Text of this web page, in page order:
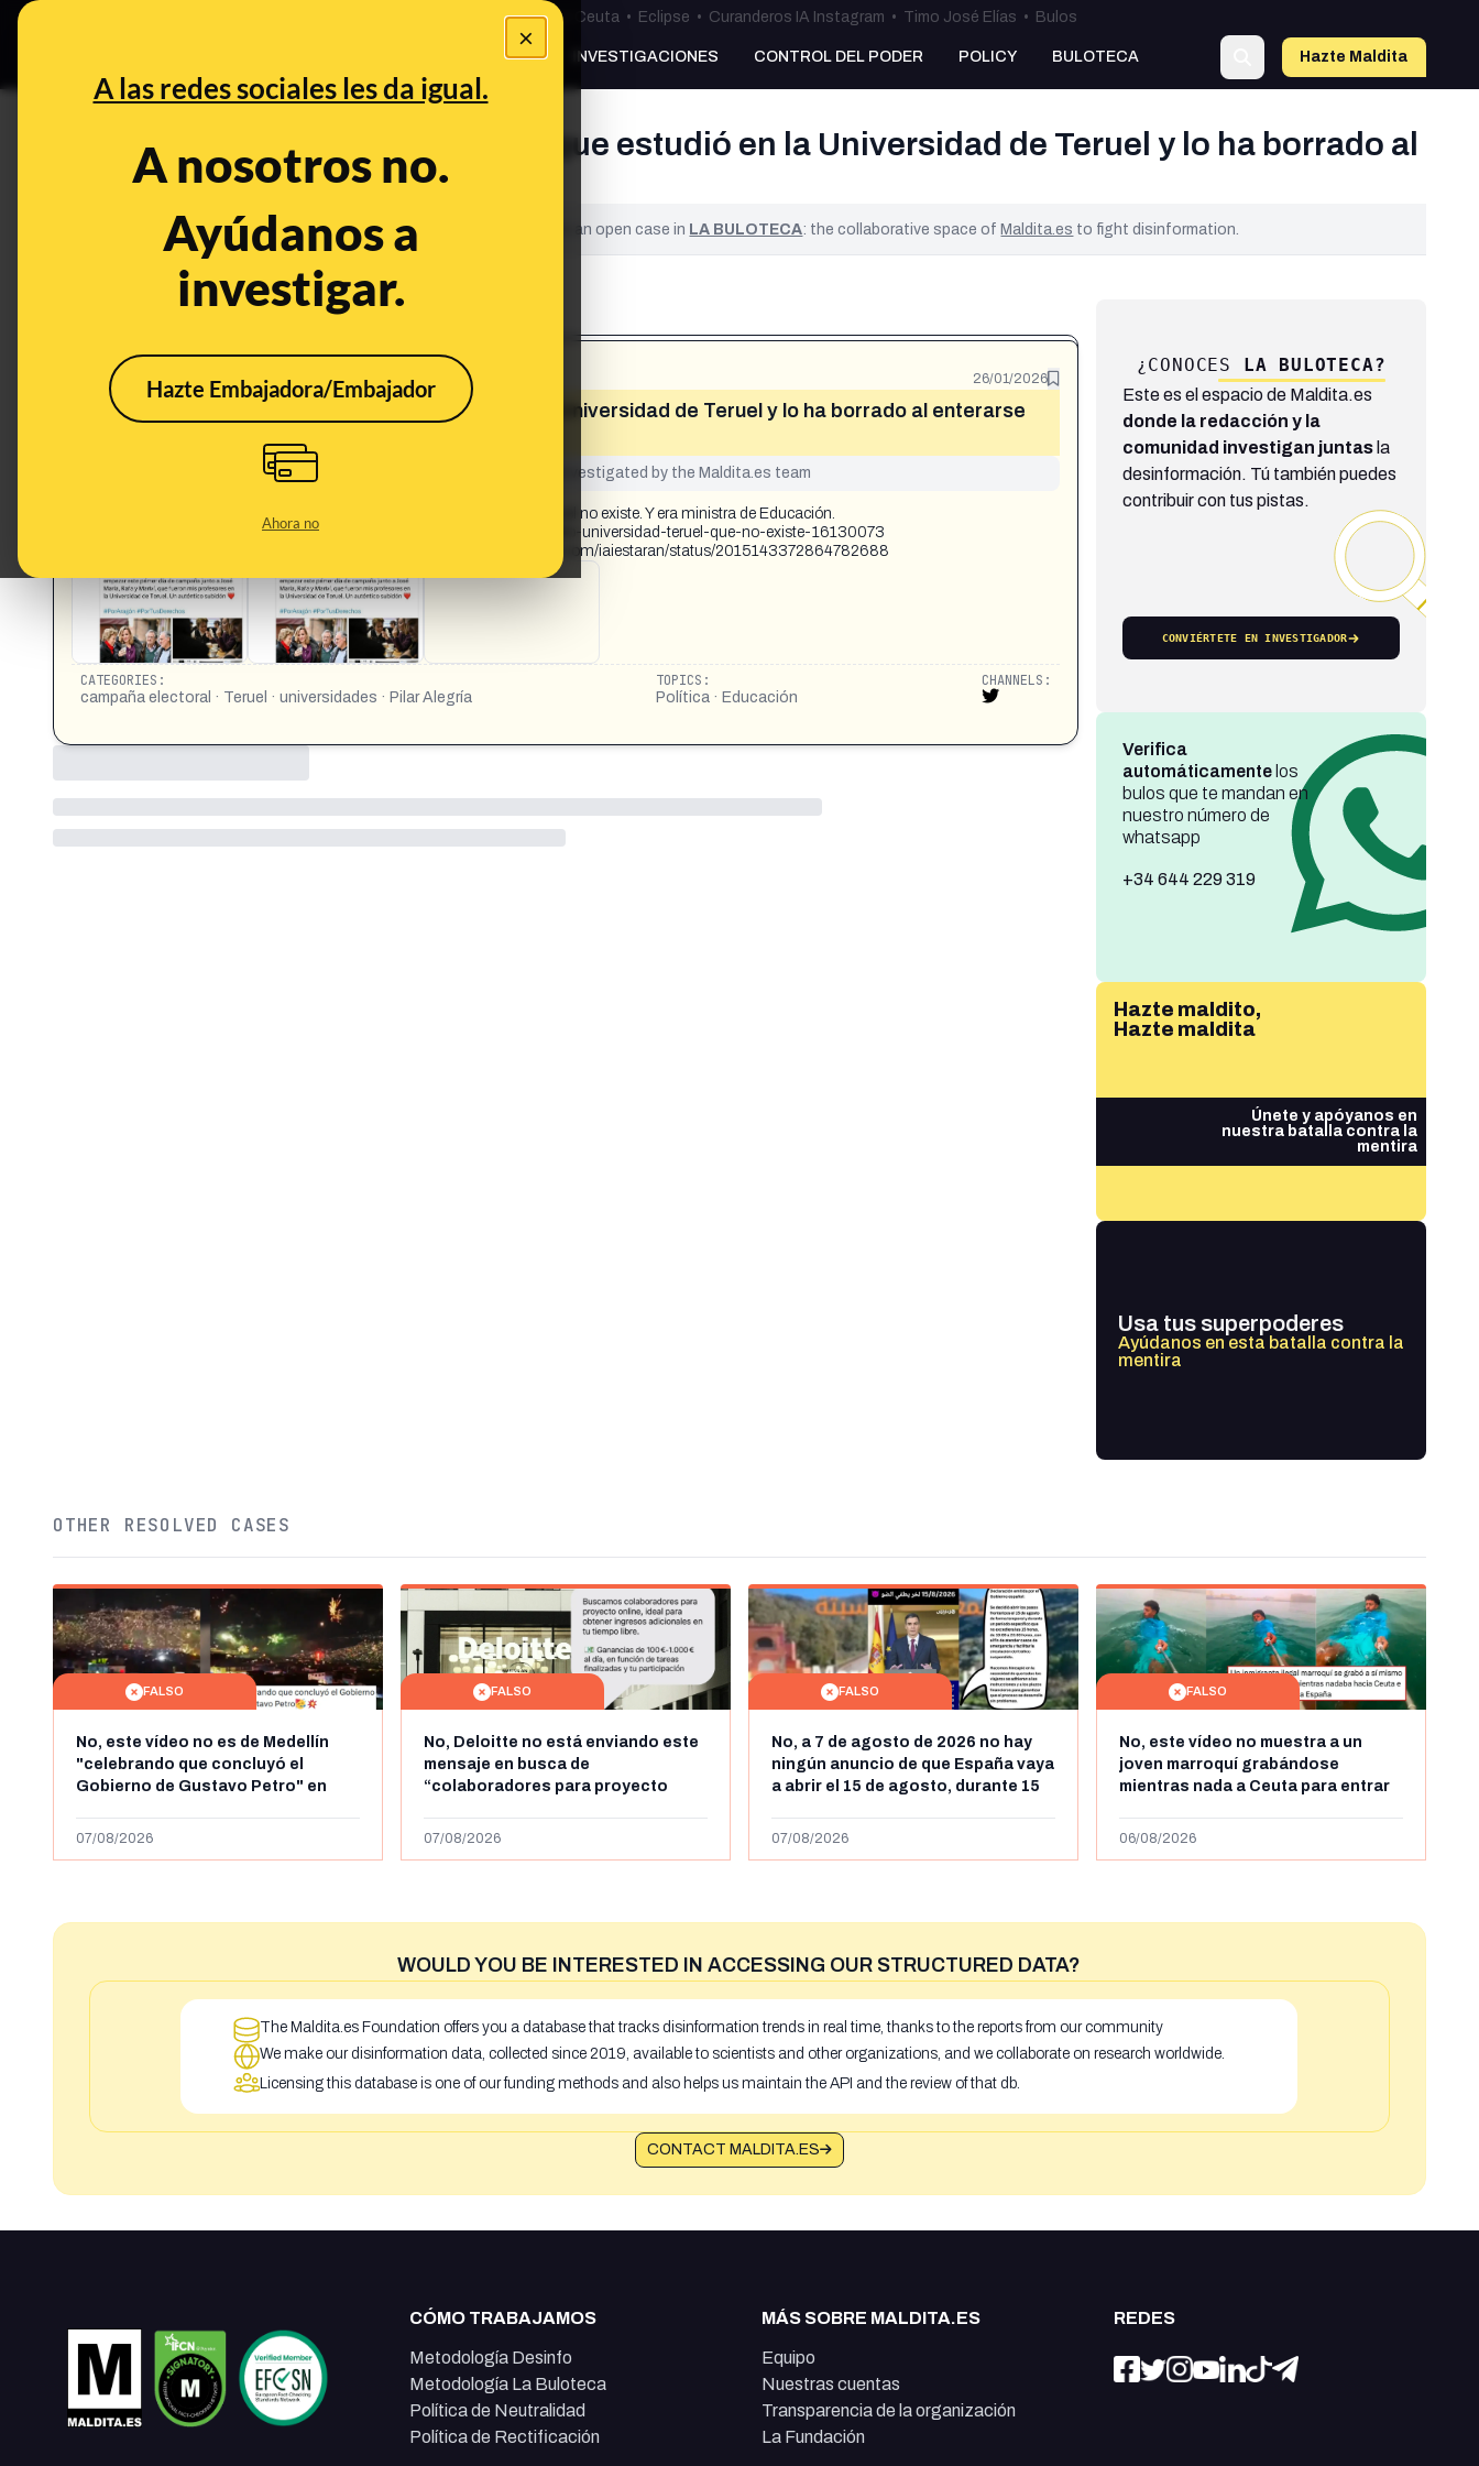
×
A las redes sociales les da igual.
A nosotros no.
Ayúdanos a
investigar.
Hazte Embajadora/Embajador
Ahora no
Especial Ceuta•Bulos Ceuta • Eclipse • Curanderos IA Instagram • Timo José Elías • Bulos
PREBUNKING INVESTIGACIONES CONTROL DEL PODER POLICY BULOTECA Hazte Maldita
¿Pilar Alegría ha dicho en un tuit que estudió en la Universidad de Teruel y lo ha borrado al
enterarse de que no existe?
This content has NOT yet been verified. It is an open case in LA BULOTECA: the collaborative space ofMaldita.es to fight disinformation.
What's being said: 26/01/2026
«Pilar Alegría ha dicho en un tuit que estudió en la Universidad de Teruel y lo ha borrado al enterarse
This content has not yet been investigated by the Maldita.es team
Pilar Alegría ha borrado su tweet al enterarse que la Universidad de Teruel no existe. Y era ministra de Educación.
https://okdiario.com/espana/alegria-borra-tuit-donde-decia-que-estudio-universidad-teruel-que-no-existe-16130073
https://x.com/daniel_portero/status/2015147591965593908 https://x.com/iaiestaran/status/2015143372864782688
CATEGORIES:
campaña electoral · Teruel · universidades · Pilar Alegría
TOPICS:
Política · Educación
CHANNELS:
¿CONOCES LA BULOTECA?
Este es el espacio de Maldita.es
donde la redacción y la
comunidad investigan juntasla
desinformación. Tú también puedes
contribuir con tus pistas.
CONVIÉRTETE EN INVESTIGADOR
Verifica
automáticamentelos
bulos que te mandan en
nuestro número de
whatsapp
+34 644 229 319
Hazte maldito,
Hazte maldita
Únete y apóyanos en
nuestra batalla contra la
mentira
Usa tus superpoderes
Ayúdanos en esta batalla contra la
mentira
OTHER RESOLVED CASES
FALSO
No, este vídeo no es de Medellín
"celebrando que concluyó el
Gobierno de Gustavo Petro" en
de 2024
07/08/2026
FALSO
No, Deloitte no está enviando este
mensaje en busca de
“colaboradores para proyecto
1.000 euros al día: es un timo
07/08/2026
FALSO
No, a 7 de agosto de 2026 no hay
ningún anuncio de que España vaya
a abrir el 15 de agosto, durante 15
y Ceuta
07/08/2026
FALSO
No, este vídeo no muestra a un
joven marroquí grabándose
mientras nada a Ceuta para entrar
más de 450km de Ceuta y el autor lo
06/08/2026
WOULD YOU BE INTERESTED IN ACCESSING OUR STRUCTURED DATA?
The Maldita.es Foundation offers you a database that tracks disinformation trends in real time, thanks to the reports from our community
We make our disinformation data, collected since 2019, available to scientists and other organizations, and we collaborate on research worldwide.
Licensing this database is one of our funding methods and also helps us maintain the API and the review of that db.
CONTACT MALDITA.ES
CÓMO TRABAJAMOS
Metodología Desinfo
Metodología La Buloteca
Política de Neutralidad
Política de Rectificación
MÁS SOBRE MALDITA.ES
Equipo
Nuestras cuentas
Transparencia de la organización
La Fundación
REDES